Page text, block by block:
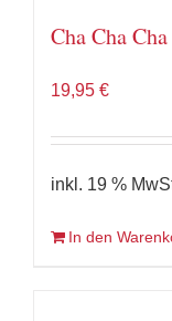
Cha Cha
19,95 €
inkl. 19 %
In den